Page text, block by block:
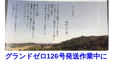
グランドゼロ126号発送作業中に